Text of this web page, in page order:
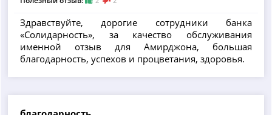
Здравствуйте, дорогие сотрудники банка
«Солидарность», за качество обслуживания
именной отзыв для Амирджона, большая
благодарность, успехов и процветания, здоровья.